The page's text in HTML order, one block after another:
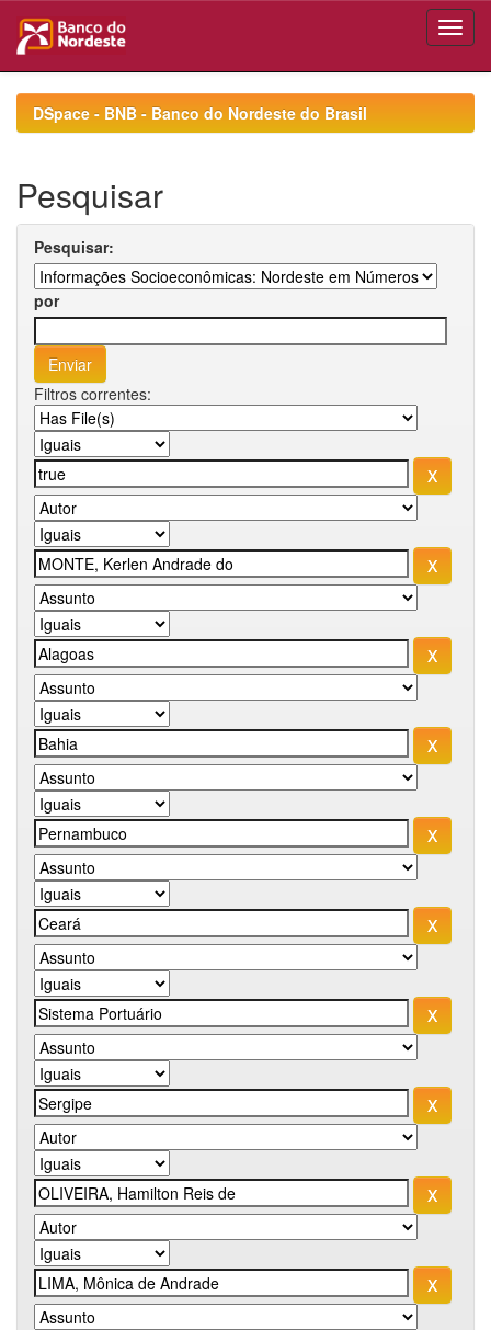
navigationDSpace - BNB - Banco do Nordeste do Brasil
Pesquisar
Pesquisar:
por
Filtros correntes: